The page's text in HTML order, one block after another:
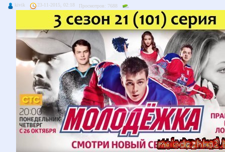
kivik 23-11-2015, 02:18 Просмотров: 7688